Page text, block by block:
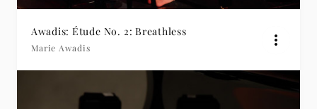
Awadis: Étude No. 2: Breathless
Marie Awadis